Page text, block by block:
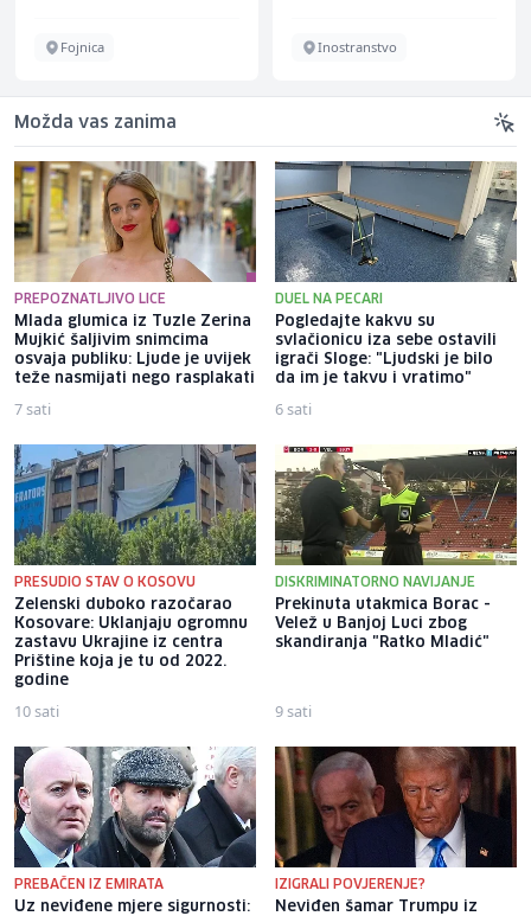
Fojnica Inostranstvo
Možda vas zanima
PREPOZNATLJIVO LICE
Mlada glumica iz Tuzle Zerina
Mujkić šaljivim snimcima
osvaja publiku: Ljude je uvijek
teže nasmijati nego rasplakati
7 sati
DUEL NA PECARI
Pogledajte kakvu su
svlačionicu iza sebe ostavili
igrači Sloge: "Ljudski je bilo
da im je takvu i vratimo"
6 sati
PRESUDIO STAV O KOSOVU
Zelenski duboko razočarao
Kosovare: Uklanjaju ogromnu
zastavu Ukrajine iz centra
Prištine koja je tu od 2022.
godine
10 sati
DISKRIMINATORNO NAVIJANJE
Prekinuta utakmica Borac -
Velež u Banjoj Luci zbog
skandiranja "Ratko Mladić"
9 sati
PREBAČEN IZ EMIRATA
Uz neviđene mjere sigurnosti:
IZIGRALI POVJERENJE?
Neviđen šamar Trumpu iz